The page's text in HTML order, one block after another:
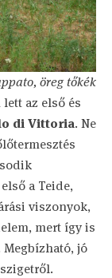
öreg tőkék
lett az első és
di Vittoria. Ne
a Teide,
viszonyok,
mert így is
Megbízható, jó